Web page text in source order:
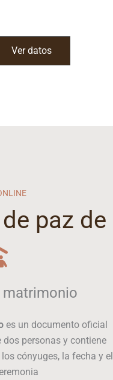
Ver datos
paz de
es un documento oficial
personas y contiene
cónyuges, la fecha y el